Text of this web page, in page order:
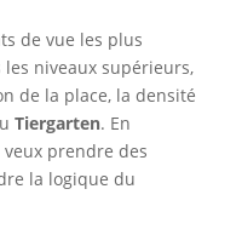
de vue les plus
niveaux supérieurs,
de la place, la densité
Tiergarten. En
prendre des
la logique du